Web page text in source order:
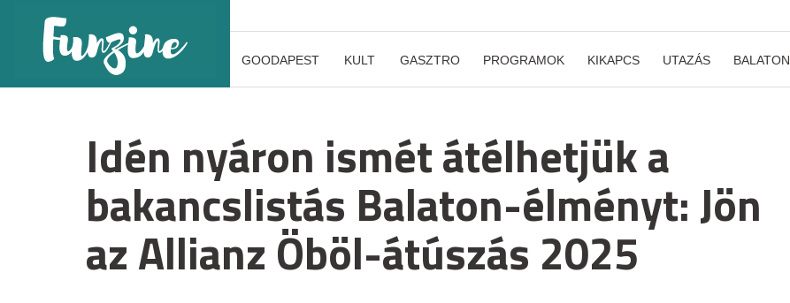
GOODAPEST KULT GASZTRO PROGRAMOK KIKAPCS UTAZÁS BALATON
Idén nyáron ismét átélhetjük a
bakancslistás Balaton-élményt: Jön
az Allianz Öböl-átúszás 2025